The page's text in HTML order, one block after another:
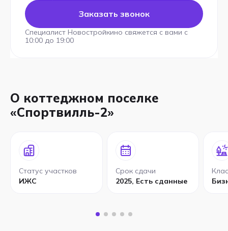
Заказать звонок
Специалист Новостройкино свяжется с вами с
10:00 до 19:00
О коттеджном поселке
«Спортвилль-2»
Статус участков
ИЖС
Срок сдачи
2025, Есть сданные